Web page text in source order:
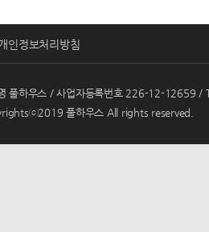
인정보처리방침
풀하우스 / 사업자등록번호 226-12-12659
풀하우스 All rights reserved.